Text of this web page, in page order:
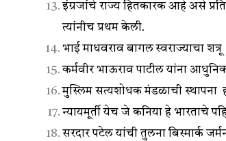
इंग्रजांचे राज्य हितकारक आहे असे
त्यांनीच प्रथम केली.
भाई माधवराव बागल स्वराज्याचा
कर्मवीर भाऊराव पाटील यांना
मुस्लिम सत्यशोधक मंडळाची स्थापना
न्यायमूर्ती येच जे कनिया हे भारताचे
सरदार पटेल यांची तुलना बिस्मार्क